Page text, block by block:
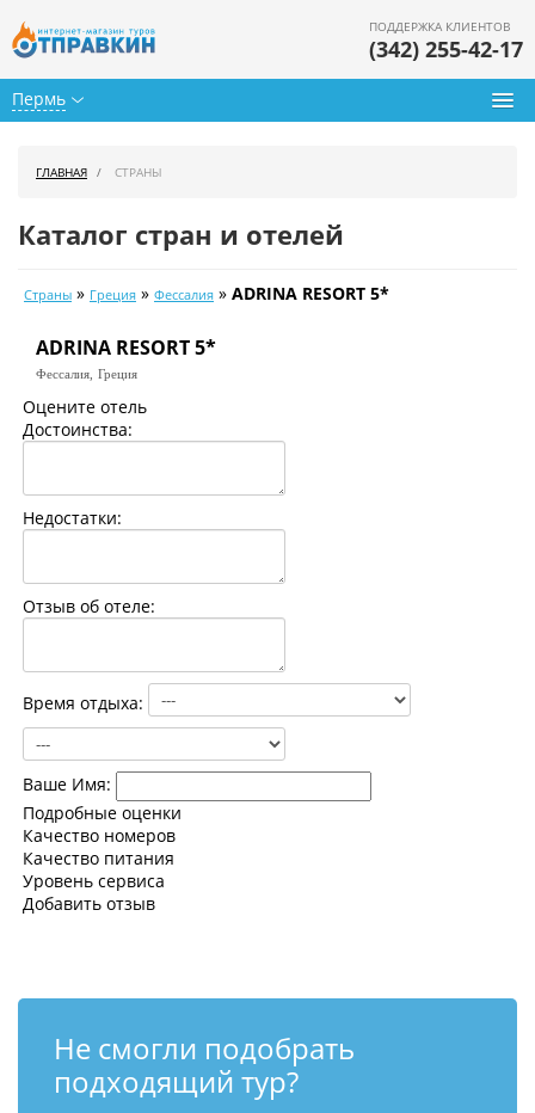
Пермь
ПОДДЕРЖКА КЛИЕНТОВ
(342) 255-42-17
Календарь туров
Цены дня
Страны
ГЛАВНАЯ СТРАНЫ
Каталог стран и отелей
Страны » Греция » Фессалия » ADRINA RESORT 5*
ADRINA RESORT 5*
Фессалия, Греция
Оцените отель
Достоинства:
Недостатки:
Отзыв об отеле:
Время отдыха:
Ваше Имя:
Подробные оценки
Качество номеров
Качество питания
Уровень сервиса
Добавить отзыв
Не смогли подобрать
подходящий тур?